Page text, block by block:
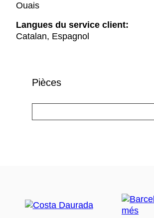
Ouais
Langues du service client:
Catalan, Espagnol
Pièces